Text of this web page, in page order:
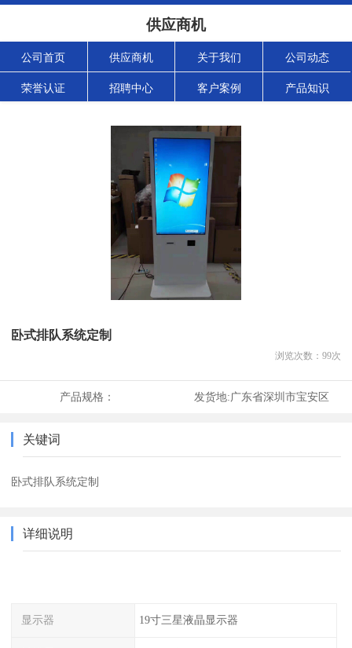
供应商机
公司首页 供应商机 关于我们 公司动态
荣誉认证 招聘中心 客户案例 产品知识
卧式排队系统定制
浏览次数： 99次
产品规格： 发货地:广东省深圳市宝安区
关键词
卧式排队系统定制
详细说明
显示器 19寸三星液晶显示器